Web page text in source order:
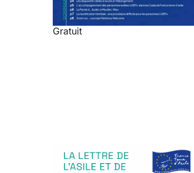
Gratuit